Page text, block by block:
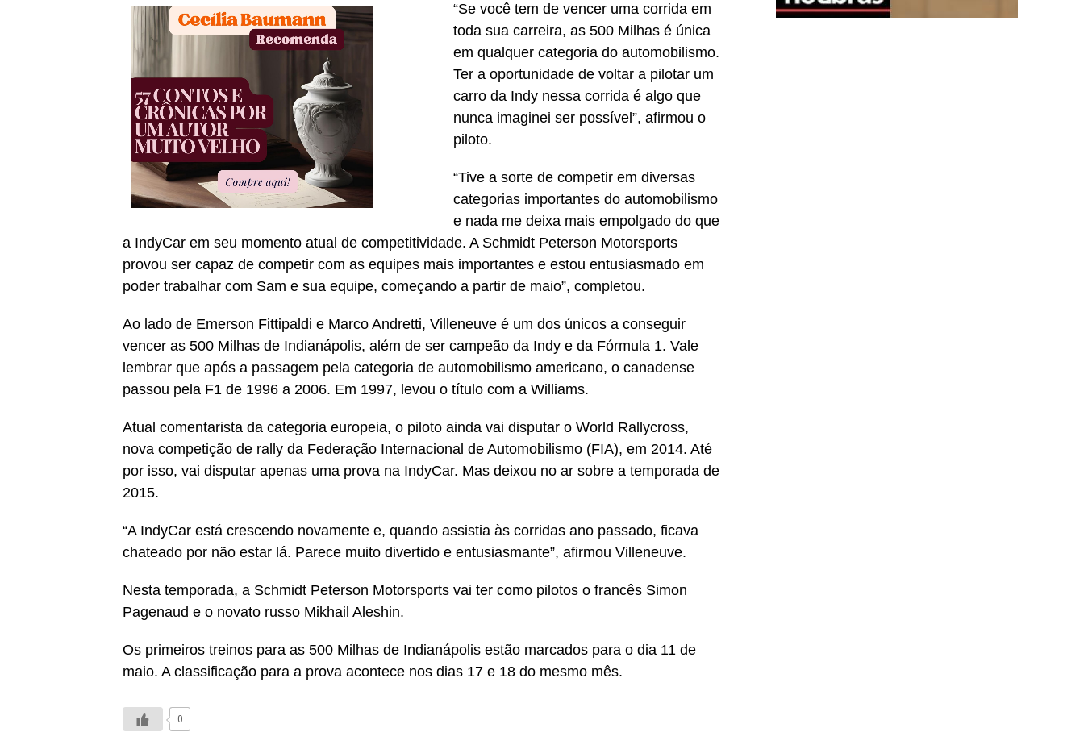
“Se você tem de vencer uma corrida em
toda sua carreira, as 500 Milhas é única
em qualquer categoria do automobilismo.
Ter a oportunidade de voltar a pilotar um
carro da Indy nessa corrida é algo que
nunca imaginei ser possível”, afirmou o
piloto.
“Tive a sorte de competir em diversas
categorias importantes do automobilismo
e nada me deixa mais empolgado do que
a IndyCar em seu momento atual de competitividade. A Schmidt Peterson Motorsports
provou ser capaz de competir com as equipes mais importantes e estou entusiasmado em
poder trabalhar com Sam e sua equipe, começando a partir de maio”, completou.
Ao lado de Emerson Fittipaldi e Marco Andretti, Villeneuve é um dos únicos a conseguir
vencer as 500 Milhas de Indianápolis, além de ser campeão da Indy e da Fórmula 1. Vale
lembrar que após a passagem pela categoria de automobilismo americano, o canadense
passou pela F1 de 1996 a 2006. Em 1997, levou o título com a Williams.
Atual comentarista da categoria europeia, o piloto ainda vai disputar o World Rallycross,
nova competição de rally da Federação Internacional de Automobilismo (FIA), em 2014. Até
por isso, vai disputar apenas uma prova na IndyCar. Mas deixou no ar sobre a temporada de
2015.
“A IndyCar está crescendo novamente e, quando assistia às corridas ano passado, ficava
chateado por não estar lá. Parece muito divertido e entusiasmante”, afirmou Villeneuve.
Nesta temporada, a Schmidt Peterson Motorsports vai ter como pilotos o francês Simon
Pagenaud e o novato russo Mikhail Aleshin.
Os primeiros treinos para as 500 Milhas de Indianápolis estão marcados para o dia 11 de
maio. A classificação para a prova acontece nos dias 17 e 18 do mesmo mês.
0